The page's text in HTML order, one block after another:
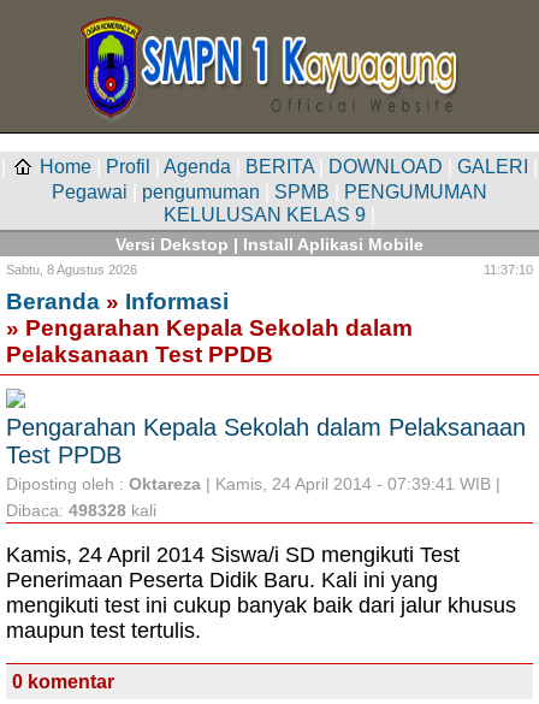
Home Profil Agenda BERITA DOWNLOAD GALERI
Pegawai
pengumuman SPMB
PENGUMUMAN
KELULUSAN KELAS 9
Versi Dekstop | Install Aplikasi Mobile
Sabtu, 8 Agustus 2026 11:37:10
Beranda » Informasi
» Pengarahan Kepala Sekolah dalam
Pelaksanaan Test PPDB
Pengarahan Kepala Sekolah dalam Pelaksanaan
Test PPDB
Diposting oleh : Oktareza | Kamis, 24 April 2014 - 07:39:41 WIB |
Dibaca: 498328 kali
Kamis, 24 April 2014 Siswa/i SD mengikuti Test
Penerimaan Peserta Didik Baru. Kali ini yang
mengikuti test ini cukup banyak baik dari jalur khusus
maupun test tertulis.
0 komentar